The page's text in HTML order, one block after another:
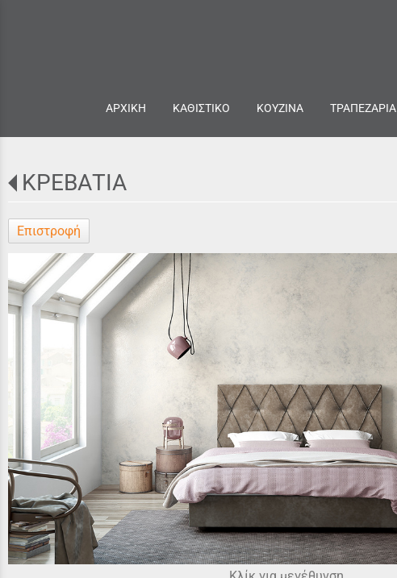
ΑΡΧΙΚΗ ΚΑΘΙΣΤΙΚΟ ΚΟΥΖΙΝΑ ΤΡΑΠΕΖΑΡΙΑ
ΚΡΕΒΑΤΙΑ
Επιστροφή